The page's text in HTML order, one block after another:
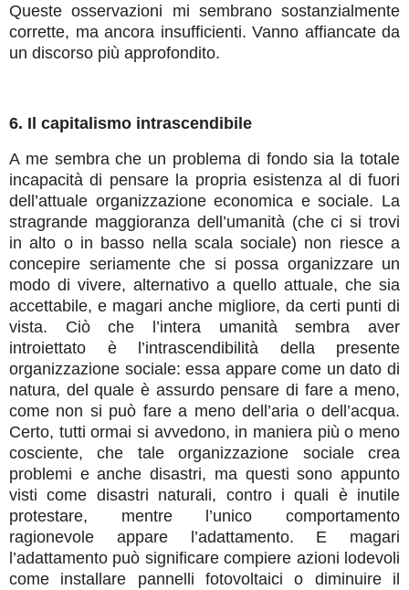
Queste osservazioni mi sembrano sostanzialmente
corrette, ma ancora insufficienti. Vanno affiancate da
un discorso più approfondito.
6. Il capitalismo intrascendibile
A me sembra che un problema di fondo sia la totale
incapacità di pensare la propria esistenza al di fuori
dell’attuale organizzazione economica e sociale. La
stragrande maggioranza dell’umanità (che ci si trovi
in alto o in basso nella scala sociale) non riesce a
concepire seriamente che si possa organizzare un
modo di vivere, alternativo a quello attuale, che sia
accettabile, e magari anche migliore, da certi punti di
vista. Ciò che l’intera umanità sembra aver
introiettato è l’intrascendibilità della presente
organizzazione sociale: essa appare come un dato di
natura, del quale è assurdo pensare di fare a meno,
come non si può fare a meno dell’aria o dell’acqua.
Certo, tutti ormai si avvedono, in maniera più o meno
cosciente, che tale organizzazione sociale crea
problemi e anche disastri, ma questi sono appunto
visti come disastri naturali, contro i quali è inutile
protestare, mentre l’unico comportamento
ragionevole appare l’adattamento. E magari
l’adattamento può significare compiere azioni lodevoli
come installare pannelli fotovoltaici o diminuire il